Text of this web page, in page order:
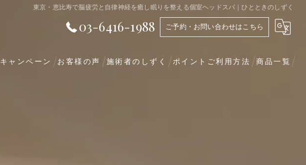
東京・恵比寿で脳疲労と自律神経を癒し眠りを整える個室ヘッドスパ｜ひとときのしずく
03-6416-1988 ご予約・お問い合わせはこちら
キャンペーン お客様の声 施術者のしずく ポイントご利用方法 商品一覧